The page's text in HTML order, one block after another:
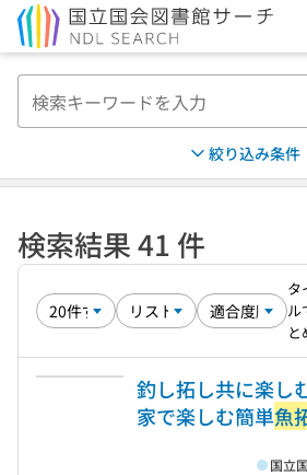
絞り込み条件
検索結果 41 件
タ
ル
と
釣し拓し共に楽し
家で楽しむ簡単魚
国立